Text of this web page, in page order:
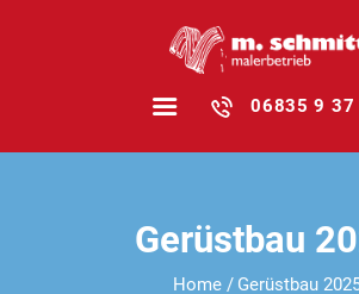
06835 9 37
Gerüstbau
Home Gerüstbau